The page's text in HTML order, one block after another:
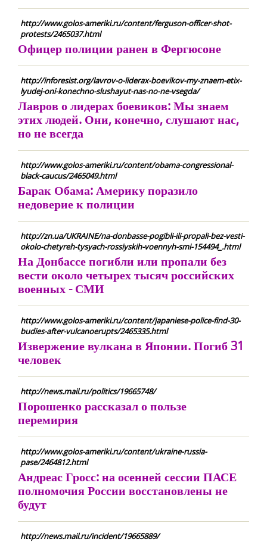
http://www.golos-ameriki.ru/content/ferguson-officer-shot-
protests/2465037.html
Офицер полиции ранен в Фергюсоне
http://inforesist.org/lavrov-o-liderax-boevikov-my-znaem-etix-
lyudej-oni-konechno-slushayut-nas-no-ne-vsegda/
Лавров о лидерах боевиков: Мы знаем
этих людей. Они, конечно, слушают нас,
но не всегда
http://www.golos-ameriki.ru/content/obama-congressional-
black-caucus/2465049.html
Барак Обама: Америку поразило
недоверие к полиции
http://zn.ua/UKRAINE/na-donbasse-pogibli-ili-propali-bez-vesti-
okolo-chetyreh-tysyach-rossiyskih-voennyh-smi-154494_.html
На Донбассе погибли или пропали без
вести около четырех тысяч российских
военных - СМИ
http://www.golos-ameriki.ru/content/japaniese-police-find-30-
budies-after-vulcanoerupts/2465335.html
Извержение вулкана в Японии. Погиб 31
человек
http://news.mail.ru/politics/19665748/
Порошенко рассказал о пользе
перемирия
http://www.golos-ameriki.ru/content/ukraine-russia-
pase/2464812.html
Андреас Гросс: на осенней сессии ПАСЕ
полномочия России восстановлены не
будут
http://news.mail.ru/incident/19665889/